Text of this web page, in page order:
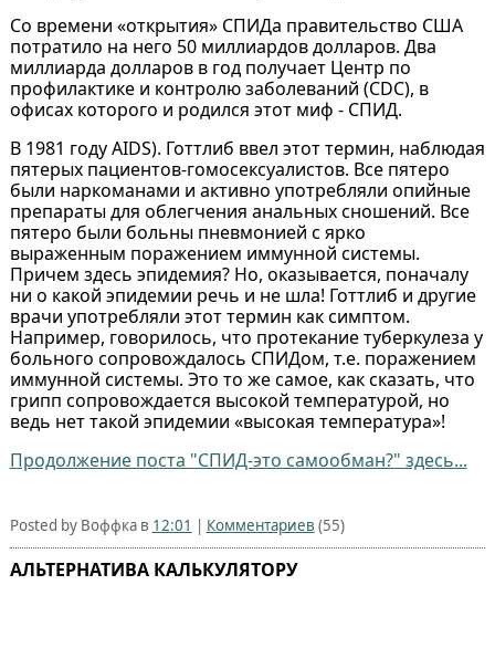
Со времени «открытия» СПИДа правительство США
потратило на него 50 миллиардов долларов. Два
миллиарда долларов в год получает Центр по
профилактике и контролю заболеваний (CDC), в
офисах которого и родился этот миф - СПИД.
В 1981 году AIDS). Готтлиб ввел этот термин, наблюдая
пятерых пациентов-гомосексуалистов. Все пятеро
были наркоманами и активно употребляли опийные
препараты для облегчения анальных сношений. Все
пятеро были больны пневмонией с ярко
выраженным поражением иммунной системы.
Причем здесь эпидемия? Но, оказывается, поначалу
ни о какой эпидемии речь и не шла! Готтлиб и другие
врачи употребляли этот термин как симптом.
Например, говорилось, что протекание туберкулеза у
больного сопровождалось СПИДом, т.е. поражением
иммунной системы. Это то же самое, как сказать, что
грипп сопровождается высокой температурой, но
ведь нет такой эпидемии «высокая температура»!
Продолжение поста "СПИД-это самообман?" здесь...
Posted by Воффка в 12:01 | Комментариев (55)
АЛЬТЕРНАТИВА КАЛЬКУЛЯТОРУ